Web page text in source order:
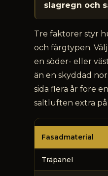
slagregn och
Tre faktorer styr
och färgtypen.
en söder- eller
än en skyddad
sida flera år före
saltluften extra
ofta
Fasadmaterial
Träpanel